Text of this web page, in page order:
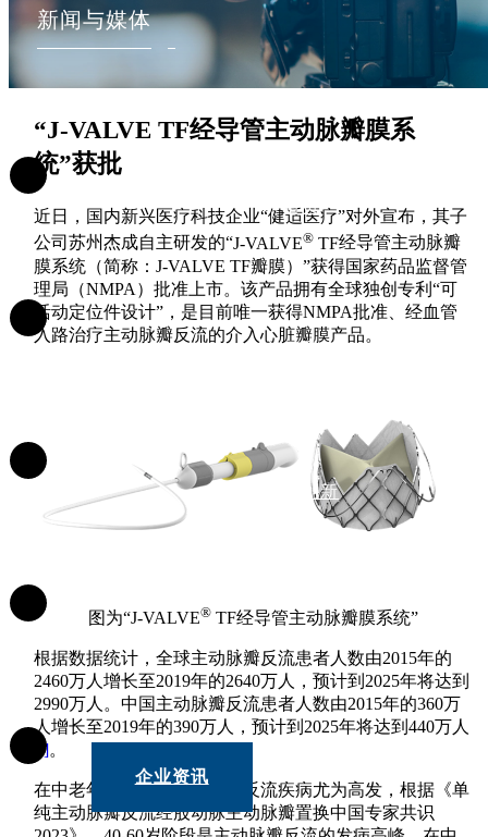
首页
关于我们
研发创新
企业资讯
新闻与媒体
“J-VALVE TF经导管主动脉瓣膜系
统”获批
近日，国内新兴医疗科技企业“健适医疗”对外宣布，其子
公司苏州杰成自主研发的“J-VALVE®TF经导管主动脉瓣
膜系统（简称：J-VALVE TF瓣膜）”获得国家药品监督管
理局（NMPA）批准上市。该产品拥有全球独创专利“可
活动定位件设计”，是目前唯一获得NMPA批准、经血管
入路治疗主动脉瓣反流的介入心脏瓣膜产品。
图为“J-VALVE®TF经导管主动脉瓣膜系统”
根据数据统计，全球主动脉瓣反流患者人数由2015年的
2460万人增长至2019年的2640万人，预计到2025年将达到
2990万人。中国主动脉瓣反流患者人数由2015年的360万
人增长至2019年的390万人，预计到2025年将达到440万人
[i]。
在中老年人群中，主动脉瓣反流疾病尤为高发，根据《单
纯主动脉瓣反流经股动脉主动脉瓣置换中国专家共识